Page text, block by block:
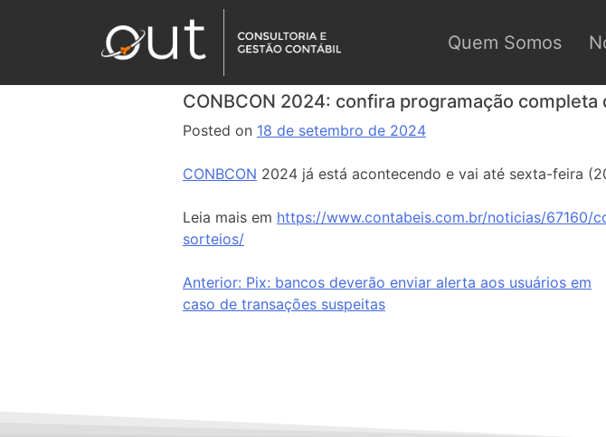
Quem Somos
CONBCON 2024: confira programação
Posted on 18 de setembro de 2024
CONBCON 2024 já está acontecendo e vai até sexta-feira
Leia mais em https://www.contabeis.com.br/noticias/
sorteios/
Anterior: Pix: bancos deverão enviar alerta aos usuários em
caso de transações suspeitas